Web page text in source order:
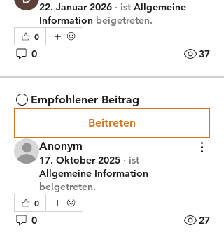
22. Januar 2026 · ist Allgemeine
Information beigetreten.
0
0 37
Empfohlener Beitrag
Beitreten
Anonym
17. Oktober 2025 · ist
Allgemeine Information
beigetreten.
0
0 27